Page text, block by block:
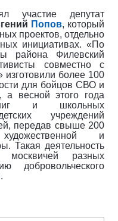
участие депутат
Попов, который
проектов, отдельно
инициативах. «По
района Филевский
совместно с
более 100
для бойцов СВО и
а весной этого года
и школьных
учреждений
передав свыше 200
и
Такая деятельность
москвичей разных
добровольческого